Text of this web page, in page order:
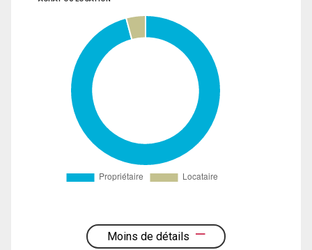
Moins de détails